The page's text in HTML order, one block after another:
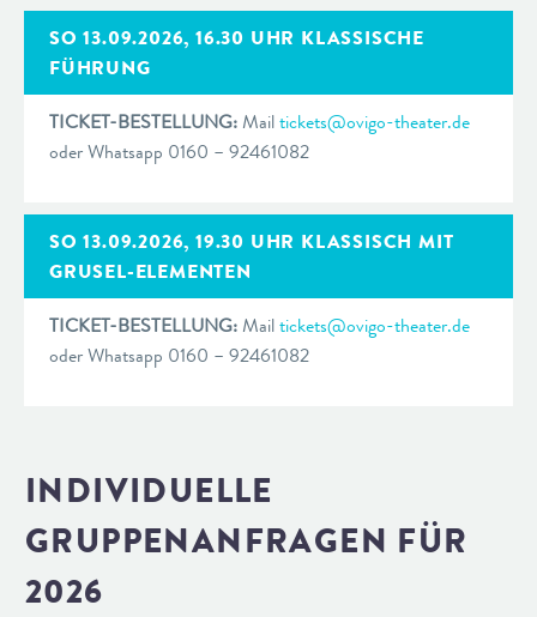
SO 13.09.2026, 16.30 UHR KLASSISCHE
FÜHRUNG
TICKET-BESTELLUNG: Mailtickets@ovigo-theater.de
oder Whatsapp 0160 – 92461082
SO 13.09.2026, 19.30 UHR KLASSISCH MIT
GRUSEL-ELEMENTEN
TICKET-BESTELLUNG: Mailtickets@ovigo-theater.de
oder Whatsapp 0160 – 92461082
INDIVIDUELLE
GRUPPENANFRAGEN FÜR
2026